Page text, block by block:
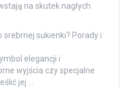
na skutek nagłych
srebrnej sukienki? Porady i
elegancji i
wyjścia czy specjalne
jej …